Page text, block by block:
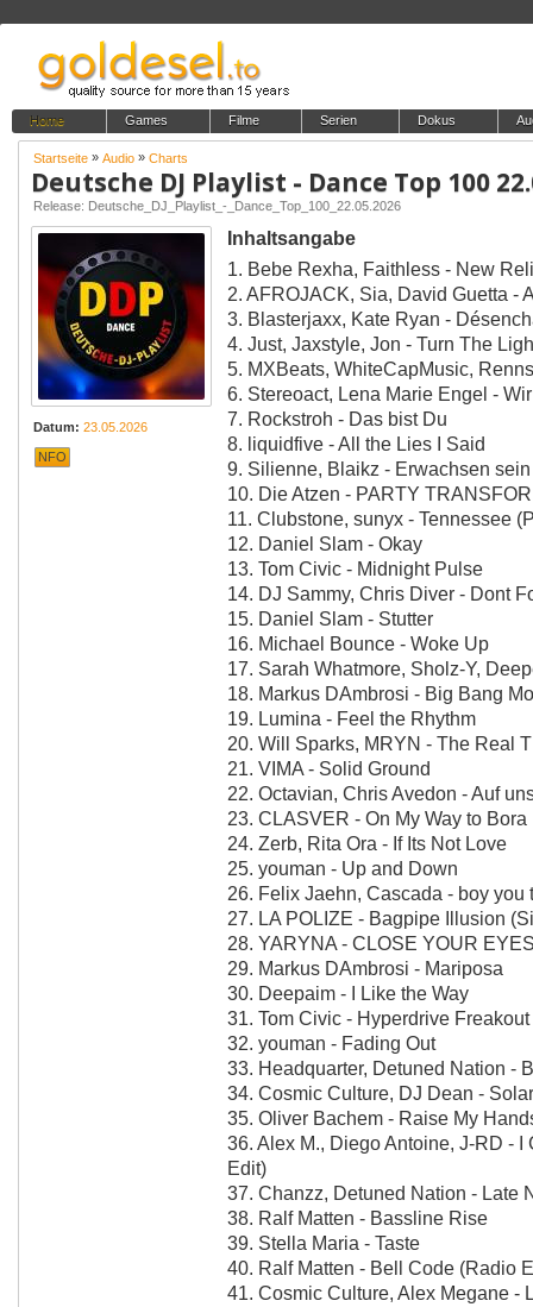
Home Games Filme Serien Dokus
Startseite » Audio » Charts
Deutsche DJ Playlist - Dance Top 100
Release: Deutsche_DJ_Playlist_-_Dance_Top_100_22.05.2026
Datum: 23.05.2026
NFO
Inhaltsangabe
1. Bebe Rexha, Faithless - New
2. AFROJACK, Sia, David Guetta -
3. Blasterjaxx, Kate Ryan -
4. Just, Jaxstyle, Jon - Turn The
5. MXBeats, WhiteCapMusic,
6. Stereoact, Lena Marie Engel -
7. Rockstroh - Das bist Du
8. liquidfive - All the Lies I Said
9. Silienne, Blaikz - Erwachsen sein
10. Die Atzen - PARTY
11. Clubstone, sunyx - Tennessee
12. Daniel Slam - Okay
13. Tom Civic - Midnight Pulse
14. DJ Sammy, Chris Diver - Dont
15. Daniel Slam - Stutter
16. Michael Bounce - Woke Up
17. Sarah Whatmore, Sholz-Y,
18. Markus DAmbrosi - Big Bang
19. Lumina - Feel the Rhythm
20. Will Sparks, MRYN - The Real
21. VIMA - Solid Ground
22. Octavian, Chris Avedon - Auf
23. CLASVER - On My Way to Bora
24. Zerb, Rita Ora - If Its Not Love
25. youman - Up and Down
26. Felix Jaehn, Cascada - boy you
27. LA POLIZE - Bagpipe Illusion
28. YARYNA - CLOSE YOUR
29. Markus DAmbrosi - Mariposa
30. Deepaim - I Like the Way
31. Tom Civic - Hyperdrive Freakout
32. youman - Fading Out
33. Headquarter, Detuned Nation -
34. Cosmic Culture, DJ Dean -
35. Oliver Bachem - Raise My
36. Alex M., Diego Antoine, J-RD -
Edit)
37. Chanzz, Detuned Nation - Late
38. Ralf Matten - Bassline Rise
39. Stella Maria - Taste
40. Ralf Matten - Bell Code (Radio
41. Cosmic Culture, Alex Megane -